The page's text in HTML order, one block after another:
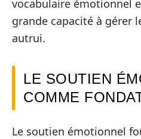
vocabulaire émotionnel
grande capacité à gérer
autrui.
LE SOUTIEN
COMME
Le soutien émotionnel